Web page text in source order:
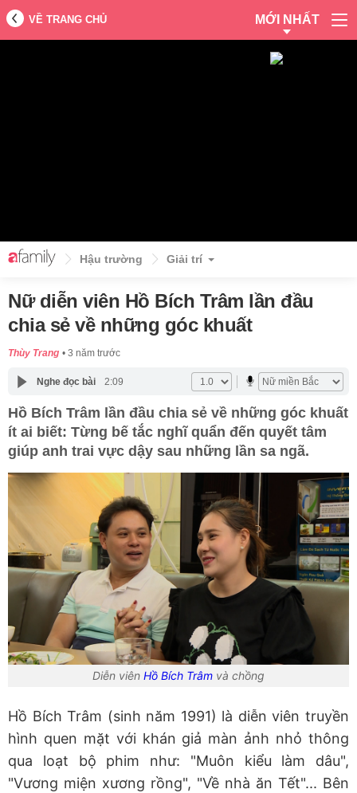
VỀ TRANG CHỦ MỚI NHẤT
Hậu trường Giải trí
Nữ diễn viên Hồ Bích Trâm lần đầu
chia sẻ về những góc khuất
Thùy Trang 3 năm trước
Nghe đọc bài 2:09
Hồ Bích Trâm lần đầu chia sẻ về những góc khuất
ít ai biết: Từng bế tắc nghĩ quẩn đến quyết tâm
giúp anh trai vực dậy sau những lần sa ngã.
Diễn viên Hồ Bích Trâm và chồng
Hồ Bích Trâm (sinh năm 1991) là diễn viên truyền
hình quen mặt với khán giả màn ảnh nhỏ thông
qua loạt bộ phim như: "Muôn kiểu làm dâu",
"Vương miện xương rồng", "Về nhà ăn Tết"... Bên